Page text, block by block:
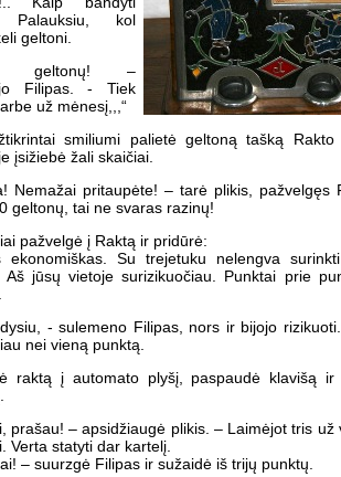
Palauksiu, kol
geltoni.
geltonų! –
Filipas. - Tiek
už mėnesį,,,“
smiliumi palietė geltoną tašką Rakto
įsižiebė žali skaičiai.
Nemažai pritaupėte! – tarė plikis, pažvelgęs
geltonų, tai ne svaras razinų!
pažvelgė į Raktą ir pridūrė:
Su trejetuku nelengva
Aš jūsų vietoje surizikuočiau. Punktai prie
- sulemeno Filipas, nors ir bijojo
nei vieną punktą.
raktą į automato plyšį, paspaudė klavišą ir
prašau! – apsidžiaugė plikis. – Laimėjot tris už
Verta statyti dar kartelį.
– suurzgė Filipas ir sužaidė iš trijų punktų.